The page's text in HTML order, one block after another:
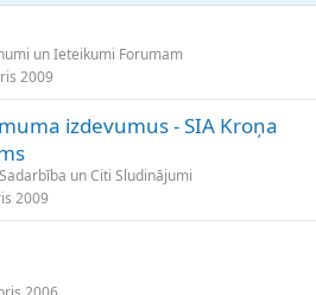
un Ieteikumi Forumam
2009
izdevumus - SIA Kroņa
un Citi Sludinājumi
2009